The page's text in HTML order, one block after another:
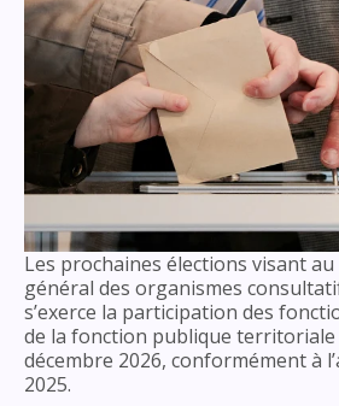
Les prochaines élections visant
général des organismes
s’exerce la participation des
de la fonction publique
décembre 2026, conformément à
2025.